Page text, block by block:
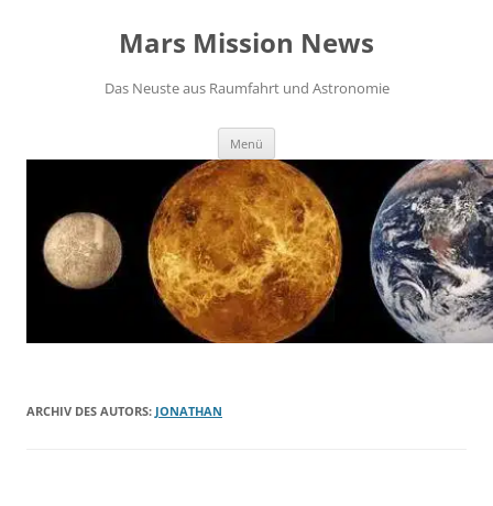
Mars Mission News
Das Neuste aus Raumfahrt und Astronomie
Menü
ARCHIV DES AUTORS: JONATHAN